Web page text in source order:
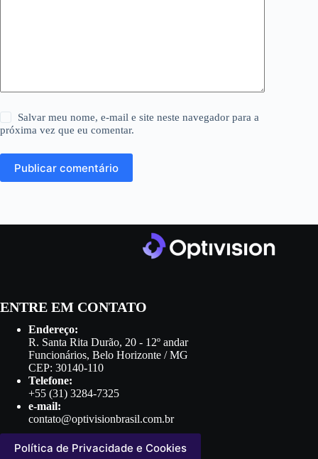
Salvar meu nome, e-mail e site neste navegador para a
próxima vez que eu comentar.
Publicar comentário
ENTRE EM CONTATO
Endereço:
R. Santa Rita Durão, 20 - 12º andar
Funcionários, Belo Horizonte / MG
CEP: 30140-110
Telefone:
+55 (31) 3284-7325
e-mail:
contato@optivisionbrasil.com.br
Política de Privacidade e Cookies